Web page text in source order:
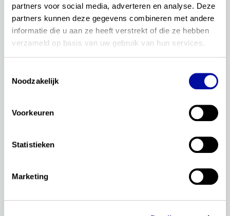
partners voor social media, adverteren en analyse. Deze
partners kunnen deze gegevens combineren met andere
informatie die u aan ze heeft verstrekt of die ze hebben
verzameld op basis van uw gebruik van hun services.
Noodzakelijk
Voorkeuren
Statistieken
Marketing
1–1 van 1 artikelen
We zijn gestart: vijf
De vijf kerndoelenteams zijn gestart! Ben je